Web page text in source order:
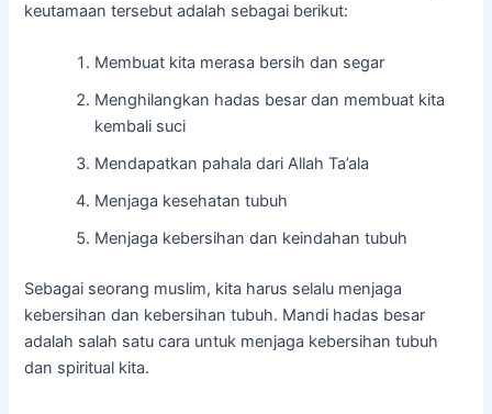
keutamaan tersebut adalah sebagai berikut:
Membuat kita merasa bersih dan segar
Menghilangkan hadas besar dan membuat kita
kembali suci
Mendapatkan pahala dari Allah Ta’ala
Menjaga kesehatan tubuh
Menjaga kebersihan dan keindahan tubuh
Sebagai seorang muslim, kita harus selalu menjaga
kebersihan dan kebersihan tubuh. Mandi hadas besar
adalah salah satu cara untuk menjaga kebersihan tubuh
dan spiritual kita.